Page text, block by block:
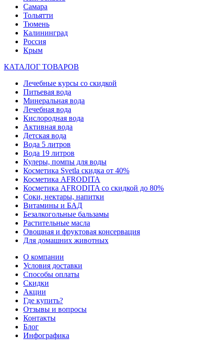
Самара
Тольятти
Тюмень
Калининград
Россия
Крым
КАТАЛОГ ТОВАРОВ
Лечебные курсы со скидкой
Питьевая вода
Минеральная вода
Лечебная вода
Кислородная вода
Активная вода
Детская вода
Вода 5 литров
Вода 19 литров
Кулеры, помпы для воды
Косметика Svetla скидка от 40%
Косметика AFRODITA
Косметика AFRODITA со скидкой до 80%
Соки, нектары, напитки
Витамины и БАД
Безалкогольные бальзамы
Растительные масла
Овощная и фруктовая консервация
Для домашних животных
О компании
Условия доставки
Способы оплаты
Скидки
Акции
Где купить?
Отзывы и вопросы
Контакты
Блог
Инфографика